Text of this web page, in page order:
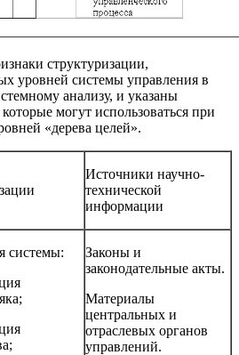
структуризации,
уровней системы управления в
анализу, и указаны
могут использоваться при
«дерева целей».
Источники научно-
технической
информации
системы:
Законы и
законодательные акты.
Материалы
центральных и
отраслевых органов
управлений.